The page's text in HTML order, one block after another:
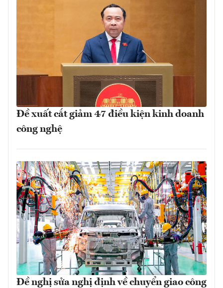
Đề xuất cắt giảm 47 điều kiện kinh doanh
công nghệ
Đề nghị sửa nghị định về chuyển giao công